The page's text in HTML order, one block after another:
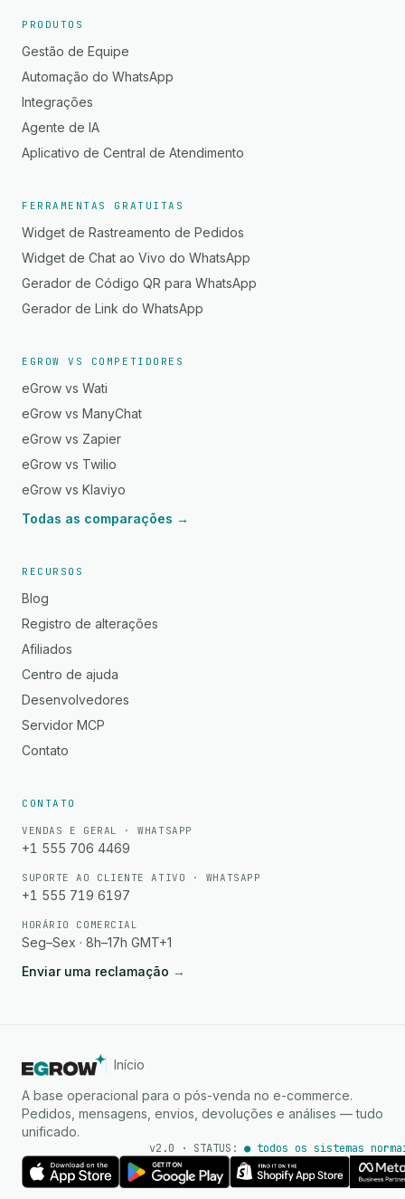
PRODUTOS
Gestão de Equipe
Automação do WhatsApp
Integrações
Agente de IA
Aplicativo de Central de Atendimento
FERRAMENTAS GRATUITAS
Widget de Rastreamento de Pedidos
Widget de Chat ao Vivo do WhatsApp
Gerador de Código QR para WhatsApp
Gerador de Link do WhatsApp
EGROW VS COMPETIDORES
eGrow vs Wati
eGrow vs ManyChat
eGrow vs Zapier
eGrow vs Twilio
eGrow vs Klaviyo
Todas as comparações →
RECURSOS
Blog
Registro de alterações
Afiliados
Centro de ajuda
Desenvolvedores
Servidor MCP
Contato
CONTATO
VENDAS E GERAL · WHATSAPP
+1 555 706 4469
SUPORTE AO CLIENTE ATIVO · WHATSAPP
+1 555 719 6197
HORÁRIO COMERCIAL
Seg–Sex · 8h–17h GMT+1
Enviar uma reclamação →
Início
A base operacional para o pós-venda no e-commerce.
Pedidos, mensagens, envios, devoluções e análises — tudo
unificado.
v2.0 · STATUS: ● todos os sistemas